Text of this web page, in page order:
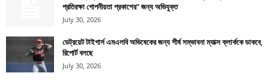
প্রতিরক্ষা গোপনীয়তা প্রকাশের” জন্য অভিযুক্ত
July 30, 2026
ডেট্রয়েট টাইগার্স এমএলবি অভিষেকের জন্য শীর্ষ সম্ভাবনা ম্যাক্স ক্লার্ককে ডাকবে,
রিপোর্ট বলছে
July 30, 2026